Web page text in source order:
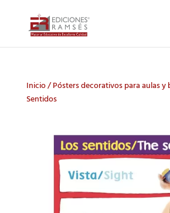
Inicio/Pósters decorativos para aulas
Sentidos